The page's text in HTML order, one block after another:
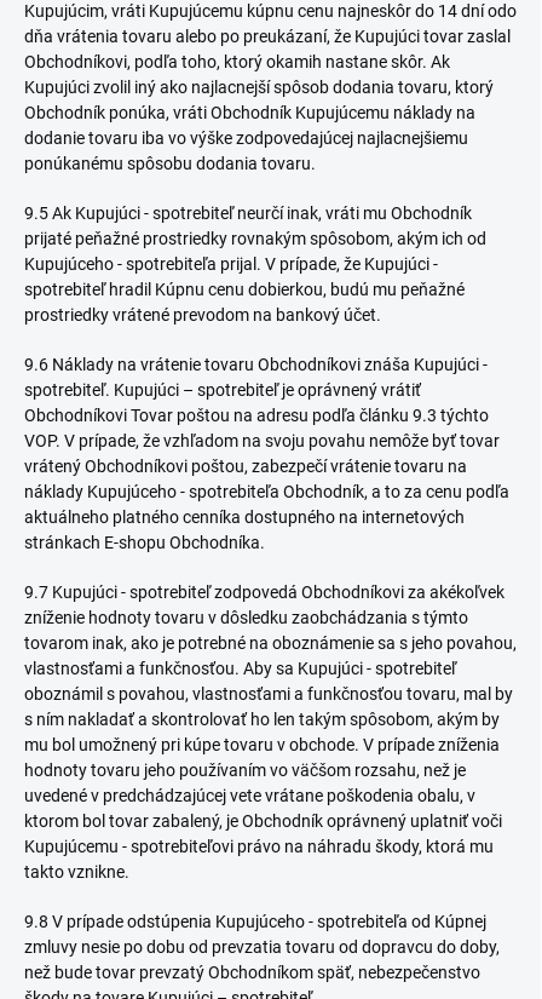
Kupujúcim, vráti Kupujúcemu kúpnu cenu najneskôr do 14 dní odo
dňa vrátenia tovaru alebo po preukázaní, že Kupujúci tovar zaslal
Obchodníkovi, podľa toho, ktorý okamih nastane skôr. Ak
Kupujúci zvolil iný ako najlacnejší spôsob dodania tovaru, ktorý
Obchodník ponúka, vráti Obchodník Kupujúcemu náklady na
dodanie tovaru iba vo výške zodpovedajúcej najlacnejšiemu
ponúkanému spôsobu dodania tovaru.
9.5 Ak Kupujúci - spotrebiteľ neurčí inak, vráti mu Obchodník
prijaté peňažné prostriedky rovnakým spôsobom, akým ich od
Kupujúceho - spotrebiteľa prijal. V prípade, že Kupujúci -
spotrebiteľ hradil Kúpnu cenu dobierkou, budú mu peňažné
prostriedky vrátené prevodom na bankový účet.
9.6 Náklady na vrátenie tovaru Obchodníkovi znáša Kupujúci -
spotrebiteľ. Kupujúci – spotrebiteľ je oprávnený vrátiť
Obchodníkovi Tovar poštou na adresu podľa článku ‎9.3 týchto
VOP. V prípade, že vzhľadom na svoju povahu nemôže byť tovar
vrátený Obchodníkovi poštou, zabezpečí vrátenie tovaru na
náklady Kupujúceho - spotrebiteľa Obchodník, a to za cenu podľa
aktuálneho platného cenníka dostupného na internetových
stránkach E-shopu Obchodníka.
9.7 Kupujúci - spotrebiteľ zodpovedá Obchodníkovi za akékoľvek
zníženie hodnoty tovaru v dôsledku zaobchádzania s týmto
tovarom inak, ako je potrebné na oboznámenie sa s jeho povahou,
vlastnosťami a funkčnosťou. Aby sa Kupujúci - spotrebiteľ
oboznámil s povahou, vlastnosťami a funkčnosťou tovaru, mal by
s ním nakladať a skontrolovať ho len takým spôsobom, akým by
mu bol umožnený pri kúpe tovaru v obchode. V prípade zníženia
hodnoty tovaru jeho používaním vo väčšom rozsahu, než je
uvedené v predchádzajúcej vete vrátane poškodenia obalu, v
ktorom bol tovar zabalený, je Obchodník oprávnený uplatniť voči
Kupujúcemu - spotrebiteľovi právo na náhradu škody, ktorá mu
takto vznikne.
9.8 V prípade odstúpenia Kupujúceho - spotrebiteľa od Kúpnej
zmluvy nesie po dobu od prevzatia tovaru od dopravcu do doby,
než bude tovar prevzatý Obchodníkom späť, nebezpečenstvo